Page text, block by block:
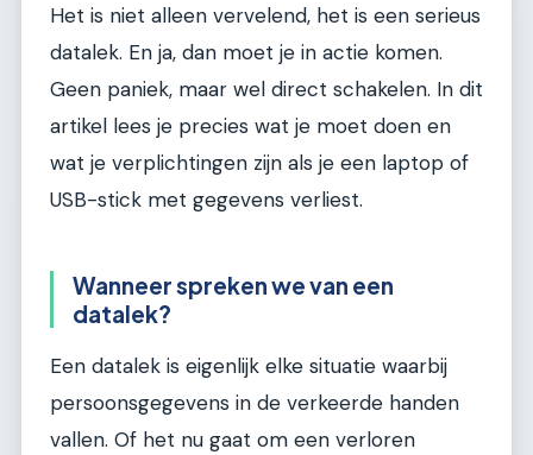
Het is niet alleen vervelend, het is een serieus
datalek. En ja, dan moet je in actie komen.
Geen paniek, maar wel direct schakelen. In dit
artikel lees je precies wat je moet doen en
wat je verplichtingen zijn als je een laptop of
USB-stick met gegevens verliest.
Wanneer spreken we van een
datalek?
Een datalek is eigenlijk elke situatie waarbij
persoonsgegevens in de verkeerde handen
vallen. Of het nu gaat om een verloren